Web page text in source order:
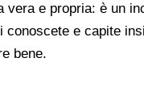
vera e propria: è un
conoscete e capite
bene.